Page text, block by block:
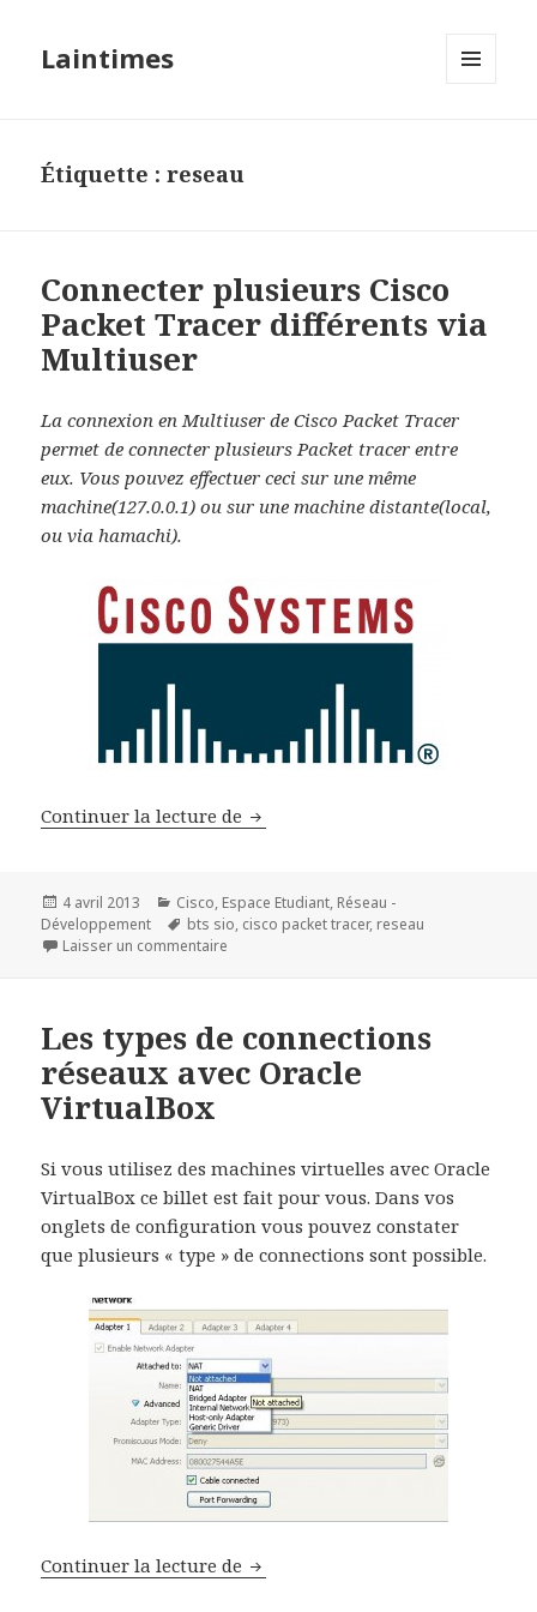
Laintimes
Étiquette :reseau
Connecter plusieurs Cisco
Packet Tracer différents via
Multiuser
La connexion en Multiuser de Cisco Packet Tracer
permet de connecter plusieurs Packet tracer entre
eux. Vous pouvez effectuer ceci sur une même
machine(127.0.0.1) ou sur une machine distante(local,
ou via hamachi).
Continuer la lecture de Connecter plusieurs Cisco
Publié
le
4 avril 2013 Catégories
Cisco, Espace Etudiant, Réseau -
Développement
Mots-
clés
bts sio, cisco packet tracer, reseau
Laisser un commentaire
Les types de connections
réseaux avec Oracle
VirtualBox
Si vous utilisez des machines virtuelles avec Oracle
VirtualBox ce billet est fait pour vous. Dans vos
onglets de configuration vous pouvez constater
que plusieurs « type » de connections sont possible.
Continuer la lecture de Les types de connections